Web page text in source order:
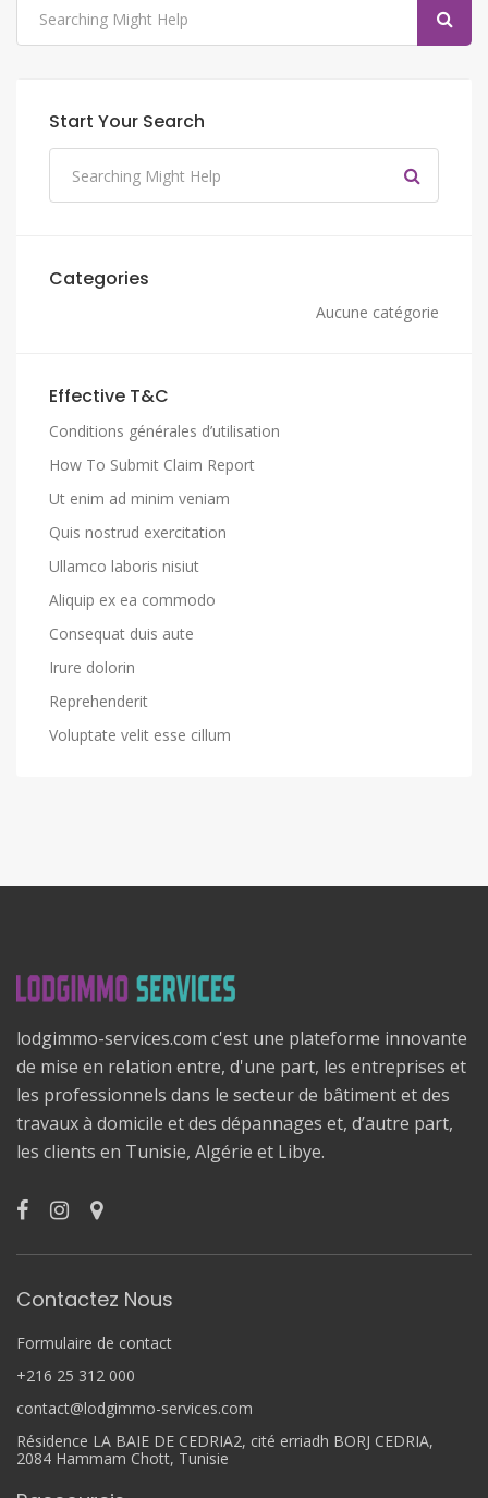
Start Your Search
Categories
Aucune catégorie
Effective T&C
Conditions générales d’utilisation
How To Submit Claim Report
Ut enim ad minim veniam
Quis nostrud exercitation
Ullamco laboris nisiut
Aliquip ex ea commodo
Consequat duis aute
Irure dolorin
Reprehenderit
Voluptate velit esse cillum
lodgimmo-services.com c'est une plateforme innovante
de mise en relation entre, d'une part, les entreprises et
les professionnels dans le secteur de bâtiment et des
travaux à domicile et des dépannages et, d’autre part,
les clients en Tunisie, Algérie et Libye.
Contactez Nous
Formulaire de contact
+216 25 312 000
contact@lodgimmo-services.com
Résidence LA BAIE DE CEDRIA2, cité erriadh BORJ CEDRIA,
2084 Hammam Chott, Tunisie